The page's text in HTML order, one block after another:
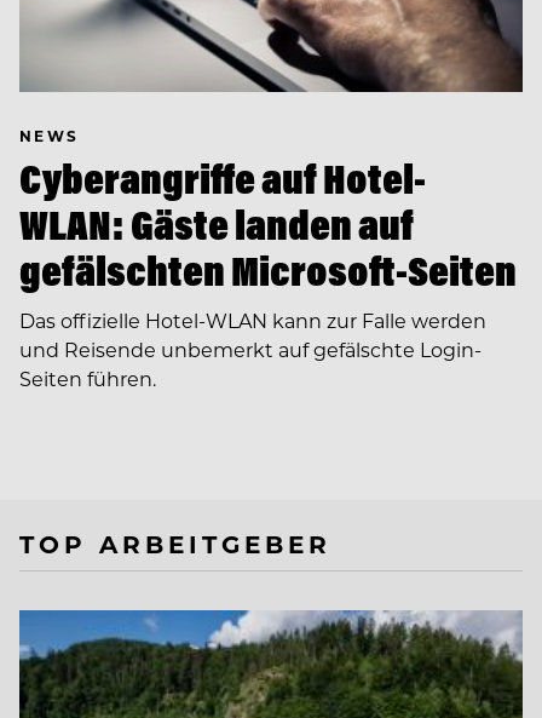
NEWS
Cyberangriffe auf Hotel-
WLAN: Gäste landen auf
gefälschten Microsoft-Seiten
Das offizielle Hotel-WLAN kann zur Falle werden
und Reisende unbemerkt auf gefälschte Login-
Seiten führen.
TOP ARBEITGEBER